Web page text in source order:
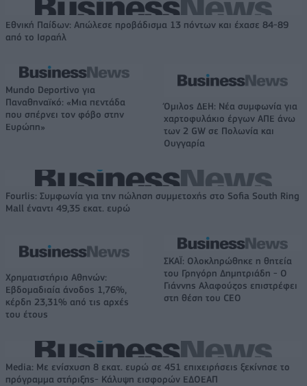
Εθνική Παίδων: Απώλεσε προβάδισμα 13 πόντων και έχασε 84-89
από το Ισραήλ
Mundo Deportivo για
Παναθηναϊκό: «Μια πεντάδα
που σπέρνει τον φόβο στην
Ευρώπη»
Όμιλος ΔΕΗ: Νέα συμφωνία για
χαρτοφυλάκιο έργων ΑΠΕ άνω
των 2 GW σε Πολωνία και
Ουγγαρία
Fourlis: Συμφωνία για την πώληση συμμετοχής στο Sofia South Ring
Mall έναντι 49,35 εκατ. ευρώ
Χρηματιστήριο Αθηνών:
Εβδομαδιαία άνοδος 1,76%,
κέρδη 23,31% από τις αρχές
του έτους
ΣΚΑΪ: Ολοκληρώθηκε η θητεία
του Γρηγόρη Δημητριάδη - Ο
Γιάννης Αλαφούζος επιστρέφει
στη θέση του CEO
Media: Με ενίσχυση 8 εκατ. ευρώ σε 451 επιχειρήσεις ξεκίνησε το
πρόγραμμα στήριξης- Κάλυψη εισφορών ΕΔΟΕΑΠ